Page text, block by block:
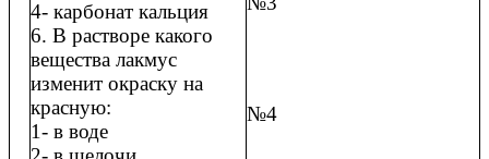
4- карбонат кальция
6. В растворе какого
вещества лакмус
изменит окраску на
красную:
1- в воде
№4